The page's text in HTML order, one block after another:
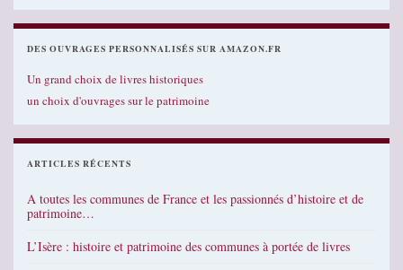
DES OUVRAGES PERSONNALISÉS SUR AMAZON.FR
Un grand choix de livres historiques
un choix d'ouvrages sur le patrimoine
ARTICLES RÉCENTS
A toutes les communes de France et les passionnés d’histoire et de
patrimoine…
L’Isère : histoire et patrimoine des communes à portée de livres